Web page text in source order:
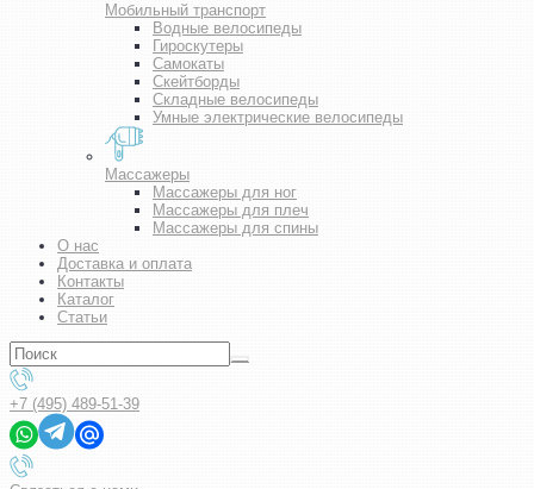
Мобильный транспорт
Водные велосипеды
Гироскутеры
Самокаты
Скейтборды
Складные велосипеды
Умные электрические велосипеды
Массажеры
Массажеры для ног
Массажеры для плеч
Массажеры для спины
О нас
Доставка и оплата
Контакты
Каталог
Статьи
+7 (495) 489-51-39